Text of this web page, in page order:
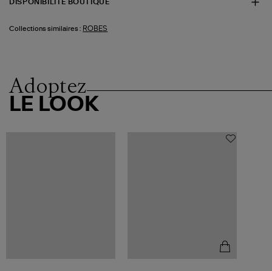
DISPONIBILITÉ BOUTIQUE
Collections similaires : ROBES
Adoptez
LE LOOK